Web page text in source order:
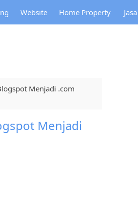
Website Home Property Jasa
Menjadi .com
Menjadi